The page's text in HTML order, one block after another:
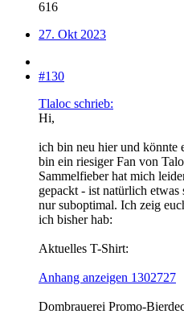
616
27. Okt 2023
#130
Tlaloc schrieb:
Hi,
ich bin neu hier und könnte
bin ein riesiger Fan von
Sammelfieber hat mich
gepackt - ist natürlich etwas
nur suboptimal. Ich zeig
ich bisher hab:
Aktuelles T-Shirt:
Anhang anzeigen 1302727
Dombrauerei Promo-